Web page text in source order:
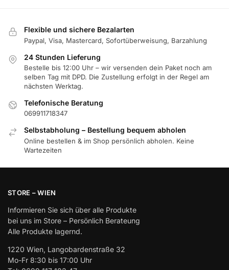
Flexible und sichere Bezalarten
Paypal, Visa, Mastercard, Sofortüberweisung, Barzahlung
24 Stunden Lieferung
Bestelle bis 12:00 Uhr – wir versenden dein Paket noch am
selben Tag mit DPD. Die Zustellung erfolgt in der Regel am
nächsten Werktag.
Telefonische Beratung
069911718347
Selbstabholung – Bestellung bequem abholen
Online bestellen & im Shop persönlich abholen. Keine
Wartezeiten
STORE – WIEN
Informieren Sie sich über alle Produkte
bei uns im Store – Persönlich Berateung
Alle Produkte lagernd.
1220 Wien, Langobardenstraße 32
Mo-Fr 8:30 bis 17:00 Uhr